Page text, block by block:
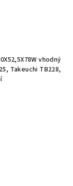
vhodný
Takeuchi TB228,